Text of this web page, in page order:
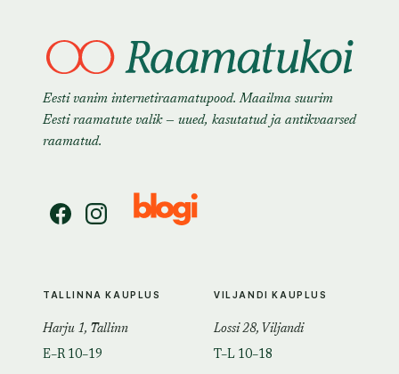
Eesti vanim internetiraamatupood. Maailma suurim
Eesti raamatute valik — uued, kasutatud ja antikvaarsed
raamatud.
TALLINNA KAUPLUS
Harju 1, Tallinn
E–R 10–19
VILJANDI KAUPLUS
Lossi 28, Viljandi
T–L 10–18